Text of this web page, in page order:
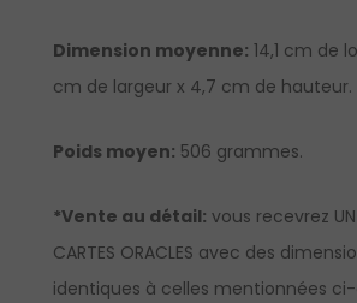
Dimension moyenne: 14,1 cm de
cm de largeur x 4,7 cm de hauteur.
Poids moyen: 506 grammes.
*Vente au détail: vous recevrez UN
CARTES ORACLES avec des
identiques à celles mentionnées